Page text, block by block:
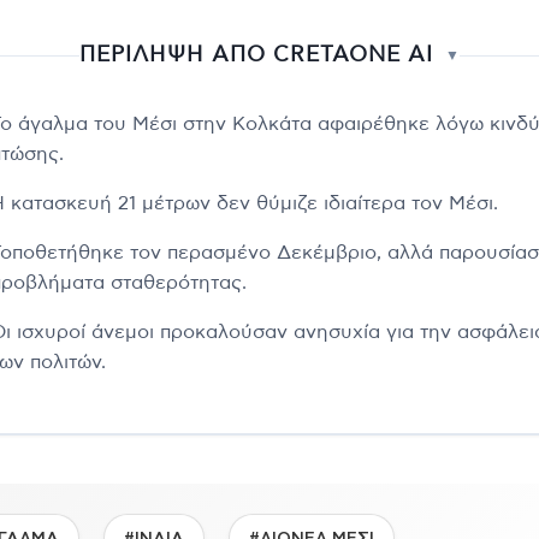
ΠΕΡΙΛΗΨΗ ΑΠΟ CRETAONE AI ▼
άγαλμα του Μέσι στην Κολκάτα αφαιρέθηκε λόγω
κατασκευή 21 μέτρων δεν θύμιζε ιδιαίτερα τον Μέσι.
τον περασμένο Δεκέμβριο, αλλά
σταθερότητας.
ισχυροί άνεμοι προκαλούσαν ανησυχία για την
πολιτών.